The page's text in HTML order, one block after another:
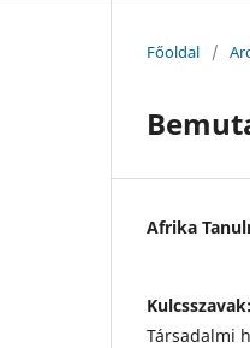
Főoldal /
Afrika
Kulcsszavak:
Társadalmi